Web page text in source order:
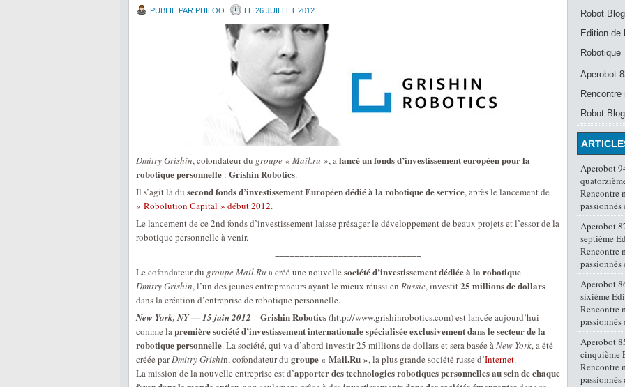
PUBLIÉ PAR PHILOO LE 26 JUILLET 2012
Dmitry Grishin, cofondateur du groupe « Mail.ru », alancé un fonds d’investissement européen pour la
robotique personnelle : Grishin Robotics.
Il s’agit là du second fonds d’investissement Européen dédié à la robotique de service, après le lancement de
« Robolution Capital » début 2012.
Le lancement de ce 2nd fonds d’investissement laisse présager le développement de beaux projets et l’essor de la
robotique personnelle à venir.
==============================
Le cofondateur du groupe Mail.Ru a créé une nouvelle société d’investissement dédiée à la robotique
Dmitry Grishin, l’un des jeunes entrepreneurs ayant le mieux réussi en Russie, investit25 millions de dollars
dans la création d’entreprise de robotique personnelle.
New York, NY — 15 juin 2012 –Grishin Robotics(http://www.grishinrobotics.com) est lancée aujourd’hui
comme lapremière société d’investissement internationale spécialisée exclusivement dans le secteur de la
robotique personnelle. La société, qui va d’abord investir 25 millions de dollars et sera basée àNew York, a été
créée parDmitry Grishin, cofondateur du groupe « Mail.Ru », la plus grande société russe d’Internet.
La mission de la nouvelle entreprise est d’apporter des technologies robotiques personnelles au sein de chaque
Robot Blog
Edition de
Robotique
Aperobot
Rencontre
Robot Blog
Aperobot
Rencontre
Aperobot
septième
Rencontre
Aperobot
sixième
Rencontre
Aperobot
cinquième
Rencontre